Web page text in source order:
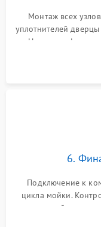
Монтаж всех
уплотнителей
Надежная
сборка
6.
Подключение к
цикла мойки.
до нужной
штатного